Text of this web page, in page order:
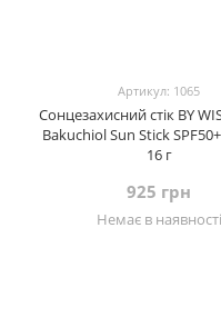
Артикул: 1065
Сонцезахисний стік BY
Bakuchiol Sun Stick
16 г
925 грн
Немає в наявності